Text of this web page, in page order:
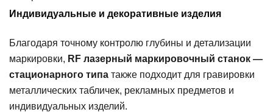
Индивидуальные и декоративные изделия
Благодаря точному контролю глубины и детализации
маркировки, RF лазерный маркировочный станок —
стационарного типа также подходит для гравировки
металлических табличек, рекламных предметов и
индивидуальных изделий.